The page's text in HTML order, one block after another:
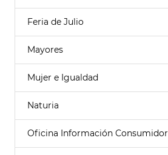
Feria de Julio
Mayores
Mujer e Igualdad
Naturia
Oficina Información Consumidor